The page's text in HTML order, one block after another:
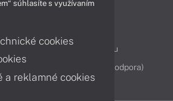
Kontakty
Reklamácia tovaru
TeamViewer (vzdialená podpora)
súhlasíte s využívaním
cookies
a reklamné cookies